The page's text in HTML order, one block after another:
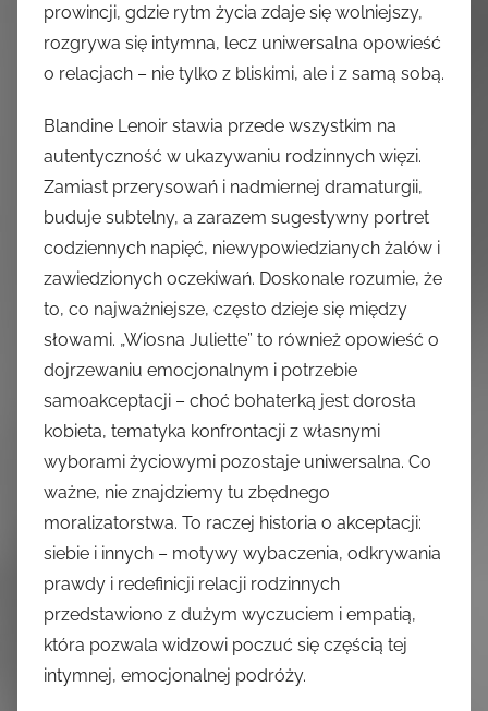
prowincji, gdzie rytm życia zdaje się wolniejszy,
rozgrywa się intymna, lecz uniwersalna opowieść
o relacjach – nie tylko z bliskimi, ale i z samą sobą.
Blandine Lenoir stawia przede wszystkim na
autentyczność w ukazywaniu rodzinnych więzi.
Zamiast przerysowań i nadmiernej dramaturgii,
buduje subtelny, a zarazem sugestywny portret
codziennych napięć, niewypowiedzianych żalów i
zawiedzionych oczekiwań. Doskonale rozumie, że
to, co najważniejsze, często dzieje się między
słowami. „Wiosna Juliette” to również opowieść o
dojrzewaniu emocjonalnym i potrzebie
samoakceptacji – choć bohaterką jest dorosła
kobieta, tematyka konfrontacji z własnymi
wyborami życiowymi pozostaje uniwersalna. Co
ważne, nie znajdziemy tu zbędnego
moralizatorstwa. To raczej historia o akceptacji:
siebie i innych – motywy wybaczenia, odkrywania
prawdy i redefinicji relacji rodzinnych
przedstawiono z dużym wyczuciem i empatią,
która pozwala widzowi poczuć się częścią tej
intymnej, emocjonalnej podróży.